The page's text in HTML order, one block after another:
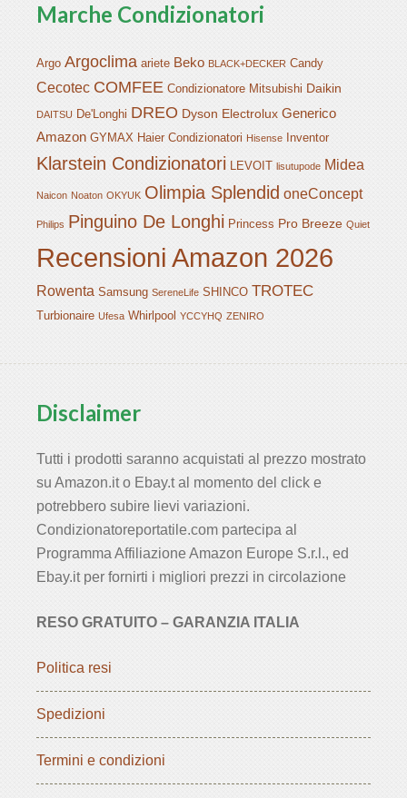
Marche Condizionatori
Argo Argoclima ariete Beko BLACK+DECKER Candy
Cecotec COMFEE Condizionatore Mitsubishi Daikin
DAITSU De'Longhi DREO Dyson Electrolux Generico
Amazon GYMAX Haier Condizionatori Hisense Inventor
Klarstein Condizionatori LEVOIT lisutupode Midea
Naicon Noaton OKYUK Olimpia Splendid oneConcept
Philips Pinguino De Longhi Princess Pro Breeze Quiet
Recensioni Amazon 2026
Rowenta Samsung SereneLife SHINCO TROTEC
Turbionaire Ufesa Whirlpool YCCYHQ ZENIRO
Disclaimer
Tutti i prodotti saranno acquistati al prezzo mostrato
su Amazon.it o Ebay.t al momento del click e
potrebbero subire lievi variazioni.
Condizionatoreportatile.com partecipa al
Programma Affiliazione Amazon Europe S.r.l., ed
Ebay.it per fornirti i migliori prezzi in circolazione
RESO GRATUITO – GARANZIA ITALIA
Politica resi
Spedizioni
Termini e condizioni